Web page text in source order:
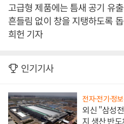
고급형 제품에는 틈새 공기 유
흔들림 없이 창을 지탱하도록
희헌 기자
인기기사
전자·전기·정
외신 "삼성
지 생산 반